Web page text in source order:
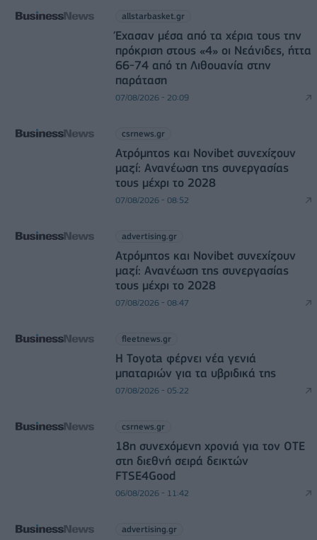
allstarbasket.gr
Έχασαν μέσα από τα χέρια τους την
πρόκριση στους «4» οι Νεάνιδες, ήττα
66-74 από τη Λιθουανία στην
παράταση
07/08/2026 - 20:09
csrnews.gr
Ατρόμητος και Novibet συνεχίζουν
μαζί: Ανανέωση της συνεργασίας
τους μέχρι το 2028
07/08/2026 - 08:52
advertising.gr
Ατρόμητος και Novibet συνεχίζουν
μαζί: Ανανέωση της συνεργασίας
τους μέχρι το 2028
07/08/2026 - 08:47
fleetnews.gr
Η Toyota φέρνει νέα γενιά
μπαταριών για τα υβριδικά της
07/08/2026 - 05:22
csrnews.gr
18η συνεχόμενη χρονιά για τον ΟΤΕ
στη διεθνή σειρά δεικτών
FTSE4Good
06/08/2026 - 11:42
advertising.gr